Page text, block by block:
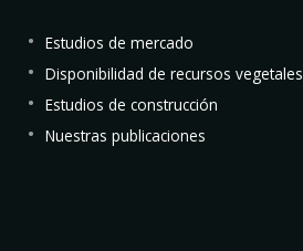
Estudios de mercado
Disponibilidad de recursos vegetales
Estudios de construcción
Nuestras publicaciones